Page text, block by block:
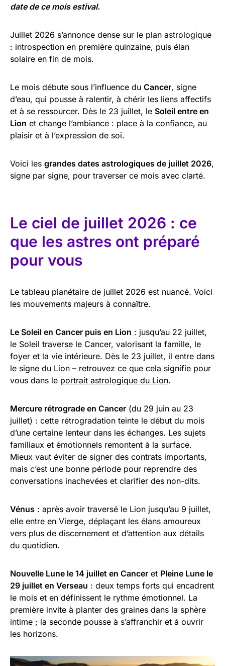
date de ce mois estival.
Juillet 2026 s’annonce dense sur le plan astrologique
: introspection en première quinzaine, puis élan
solaire en fin de mois.
Le mois débute sous l’influence du Cancer, signe
d’eau, qui pousse à ralentir, à chérir les liens affectifs
et à se ressourcer. Dès le 23 juillet, le Soleil entre en
Lion et change l’ambiance : place à la confiance, au
plaisir et à l’expression de soi.
Voici les grandes dates astrologiques de juillet 2026,
signe par signe, pour traverser ce mois avec clarté.
Le ciel de juillet 2026 : ce
que les astres ont préparé
pour vous
Le tableau planétaire de juillet 2026 est nuancé. Voici
les mouvements majeurs à connaître.
Le Soleil en Cancer puis en Lion : jusqu’au 22 juillet,
le Soleil traverse le Cancer, valorisant la famille, le
foyer et la vie intérieure. Dès le 23 juillet, il entre dans
le signe du Lion – retrouvez ce que cela signifie pour
vous dans le portrait astrologique du Lion.
Mercure rétrograde en Cancer (du 29 juin au 23
juillet) : cette rétrogradation teinte le début du mois
d’une certaine lenteur dans les échanges. Les sujets
familiaux et émotionnels remontent à la surface.
Mieux vaut éviter de signer des contrats importants,
mais c’est une bonne période pour reprendre des
conversations inachevées et clarifier des non-dits.
Vénus : après avoir traversé le Lion jusqu’au 9 juillet,
elle entre en Vierge, déplaçant les élans amoureux
vers plus de discernement et d’attention aux détails
du quotidien.
Nouvelle Lune le 14 juillet en Cancer et Pleine Lune le
29 juillet en Verseau : deux temps forts qui encadrent
le mois et en définissent le rythme émotionnel. La
première invite à planter des graines dans la sphère
intime ; la seconde pousse à s’affranchir et à ouvrir
les horizons.